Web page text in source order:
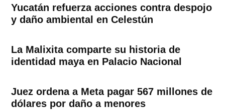
Yucatán refuerza acciones contra despojo
y daño ambiental en Celestún
La Malixita comparte su historia de
identidad maya en Palacio Nacional
Juez ordena a Meta pagar 567 millones de
dólares por daño a menores